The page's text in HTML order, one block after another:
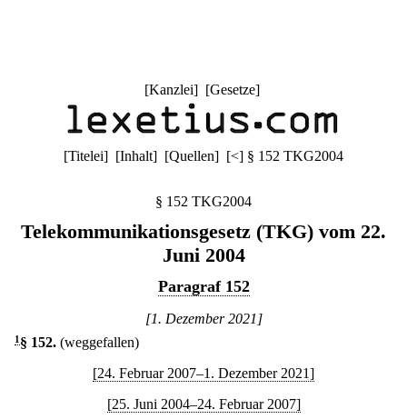
[Kanzlei] [Gesetze]
[Titelei] [Inhalt] [Quellen] [<] § 152 TKG2004
§ 152 TKG2004
Telekommunikationsgesetz (TKG) vom 22.
Juni 2004
Paragraf 152
[1. Dezember 2021]
1 § 152. (weggefallen)
[24. Februar 2007–1. Dezember 2021]
[25. Juni 2004–24. Februar 2007]